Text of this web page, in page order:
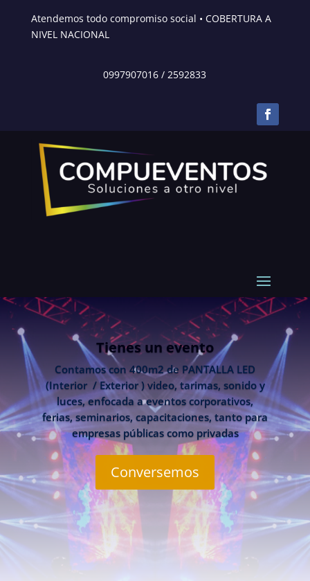
Atendemos todo compromiso social • COBERTURA A
NIVEL NACIONAL
0997907016 /2592833
Tienes un evento
Contamos con 400m2 de PANTALLA LED
(Interior / Exterior ) video, tarimas, sonido y
luces, enfocada a eventos corporativos,
ferias, seminarios, capacitaciones, tanto para
empresas públicas como privadas
Conversemos